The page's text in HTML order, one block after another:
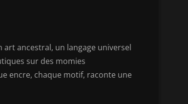
art ancestral, un langage universel
sur des momies
encre, chaque motif, raconte une